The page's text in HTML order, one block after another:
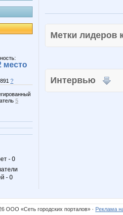
место
891 ?
5
- 0
- 0
Метки
Интервью
ООО «Сеть городских порталов» · Реклама